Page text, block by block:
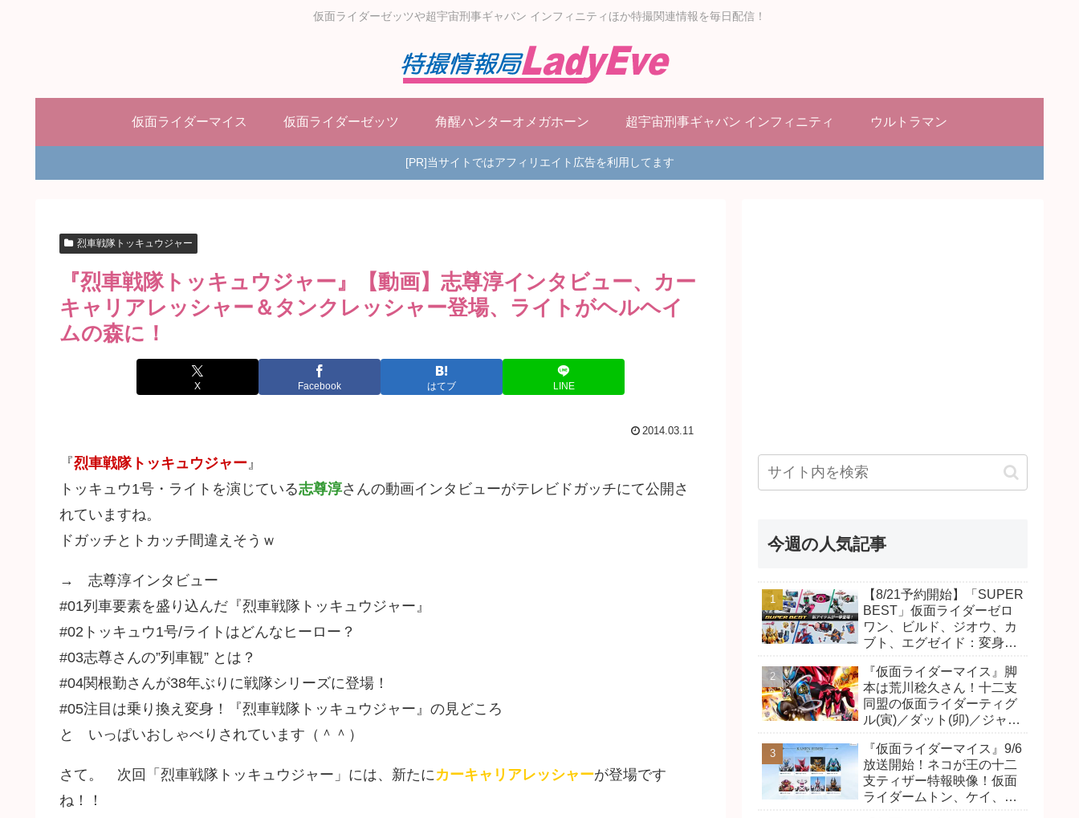
仮面ライダーゼッツや超宇宙刑事ギャバン インフィニティほか特撮関連情報を毎日配信！
仮面ライダーマイス 仮面ライダーゼッツ 角醒ハンターオメガホーン 超宇宙刑事ギャバン インフィニティ ウルトラマン
[PR]当サイトではアフィリエイト広告を利用してます
烈車戦隊トッキュウジャー
『烈車戦隊トッキュウジャー』【動画】志尊淳インタビュー、カー
キャリアレッシャー＆タンクレッシャー登場、ライトがヘルヘイ
ムの森に！
X Facebook はてブ LINE
2014.03.11
『烈車戦隊トッキュウジャー』
トッキュウ1号・ライトを演じている志尊淳さんの動画インタビューがテレビドガッチにて公開さ
れていますね。
ドガッチとトカッチ間違えそうｗ
→ 志尊淳インタビュー
#01列車要素を盛り込んだ『烈車戦隊トッキュウジャー』
#02トッキュウ1号/ライトはどんなヒーロー？
#03志尊さんの”列車観” とは？
#04関根勤さんが38年ぶりに戦隊シリーズに登場！
#05注目は乗り換え変身！『烈車戦隊トッキュウジャー』の見どころ
と いっぱいおしゃべりされています（＾＾）
さて。 次回「烈車戦隊トッキュウジャー」には、新たにカーキャリアレッシャーが登場です
ね！！
今週の人気記事
【8/21予約開始】「SUPER
BEST」仮面ライダーゼロ
ワン、ビルド、ジオウ、カ
ブト、エグゼイド：変身ベ
ー、DXネオディケイドライ
バー、DXホッパーゼクター
ほか12点！
『仮面ライダーマイス』脚
本は荒川稔久さん！十二支
同盟の仮面ライダーティグ
ル(寅)／ダット(卯)／ジャオ
尾達臣のキャストが発表！
トリガーのアキト金子隼也
さんも変身！
『仮面ライダーマイス』9/6
放送開始！ネコが王の十二
支ティザー特報映像！仮面
ライダームトン、ケイ、ヴ